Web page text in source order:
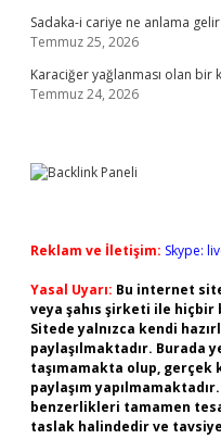
Sadaka-i cariye ne anlama gelir
Temmuz 25, 2026
Karaciğer yağlanması olan bir
Temmuz 24, 2026
Reklam ve İletişim: Skype:
Yasal Uyarı: Bu internet
veya şahıs şirketi ile hiçbir
Sitede yalnızca kendi
paylaşılmaktadır. Burada
taşımamakta olup, gerçek
paylaşım
benzerlikleri tamamen
taslak halindedir ve